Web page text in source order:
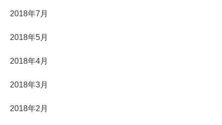
2018年7月
2018年5月
2018年4月
2018年3月
2018年2月